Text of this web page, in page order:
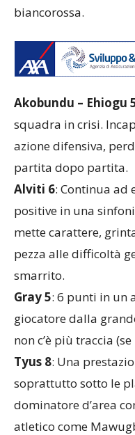
biancorossa.
Akobundu – Ehiogu
squadra in crisi.
azione difensiva,
partita dopo partita.
Alviti 6: Continua ad
positive in una
mette carattere,
pezza alle difficoltà
smarrito.
Gray 5: 6 punti in un
giocatore dalla
non c’è più traccia
Tyus 8: Una
soprattutto sotto le
dominatore d’area
atletico come